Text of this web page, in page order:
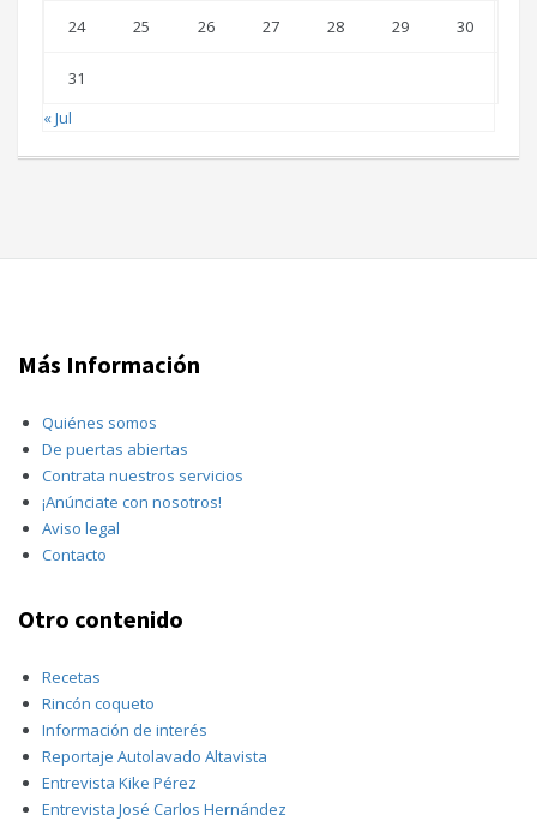
24 25 26 27 28 29 30
31
« Jul
Más Información
Quiénes somos
De puertas abiertas
Contrata nuestros servicios
¡Anúnciate con nosotros!
Aviso legal
Contacto
Otro contenido
Recetas
Rincón coqueto
Información de interés
Reportaje Autolavado Altavista
Entrevista Kike Pérez
Entrevista José Carlos Hernández